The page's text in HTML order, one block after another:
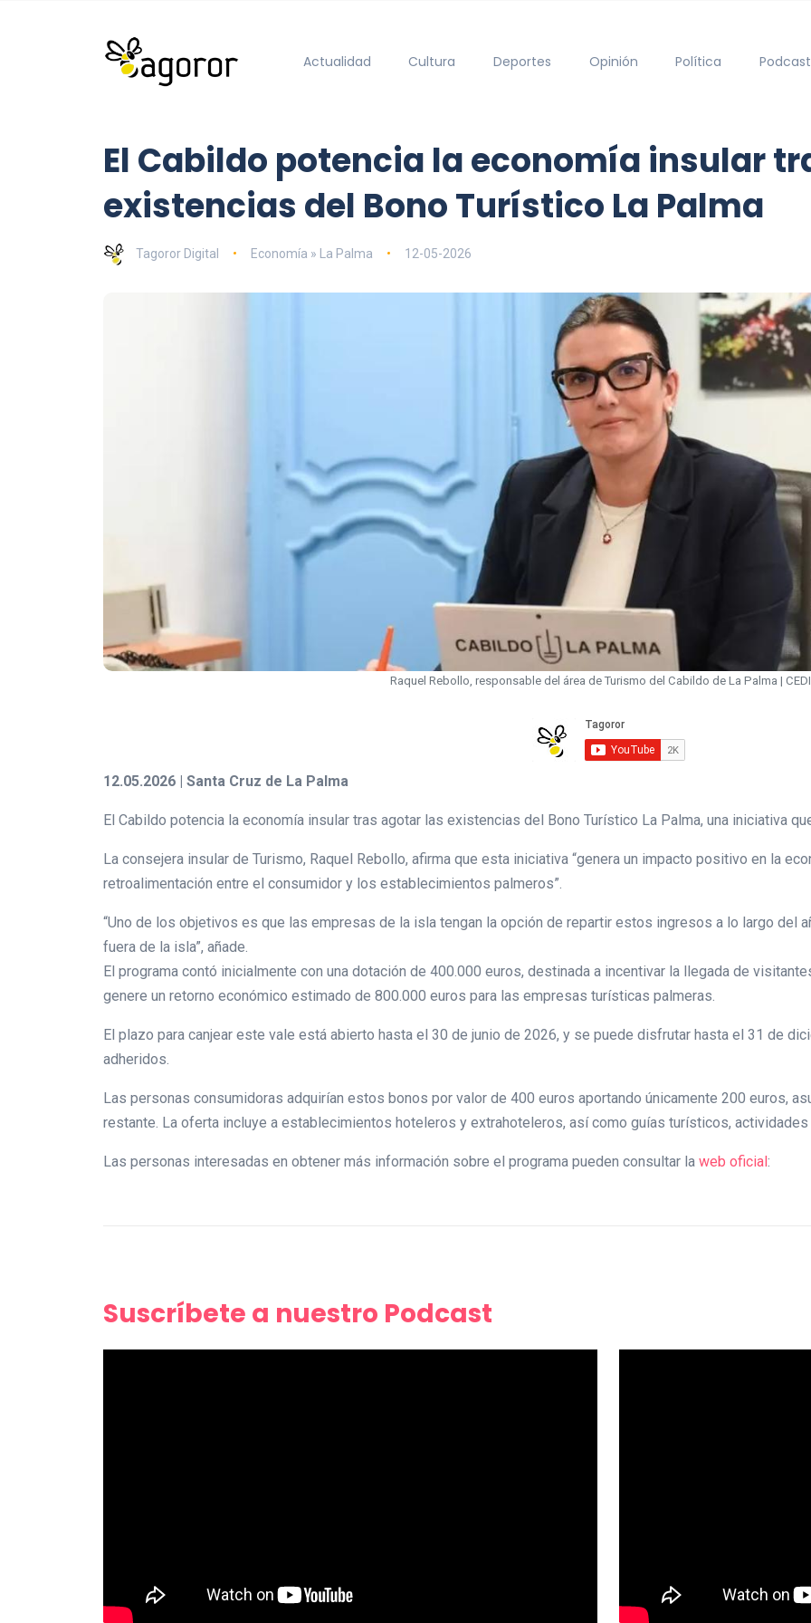
Actualidad Cultura Deportes Opinión Política Podcast
El Cabildo potencia la economía insular
existencias del Bono Turístico La Palma
Tagoror Digital Economía » La Palma 12-05-2026
Raquel Rebollo, responsable del área de Turismo del Cabildo de La Palma |
12.05.2026 | Santa Cruz de La Palma
El Cabildo potencia la economía insular tras agotar las existencias del Bono Turístico La Palma, una iniciativa
La consejera insular de Turismo, Raquel Rebollo, afirma que esta iniciativa “genera un impacto positivo en la
retroalimentación entre el consumidor y los establecimientos palmeros”.
“Uno de los objetivos es que las empresas de la isla tengan la opción de repartir estos ingresos a lo largo del
fuera de la isla”, añade.
El programa contó inicialmente con una dotación de 400.000 euros, destinada a incentivar la llegada de
genere un retorno económico estimado de 800.000 euros para las empresas turísticas palmeras.
El plazo para canjear este vale está abierto hasta el 30 de junio de 2026, y se puede disfrutar hasta el 31 de
adheridos.
Las personas consumidoras adquirían estos bonos por valor de 400 euros aportando únicamente 200 euros,
restante. La oferta incluye a establecimientos hoteleros y extrahoteleros, así como guías turísticos,
Las personas interesadas en obtener más información sobre el programa pueden consultar la web oficial :
Suscríbete a nuestro Podcast